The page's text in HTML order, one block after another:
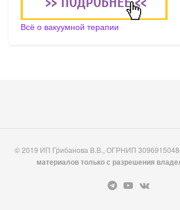
Всё о вакуумной терапии
© 2019 ИП Грибанова В.В., ОГРНИП
материалов только с разрешения